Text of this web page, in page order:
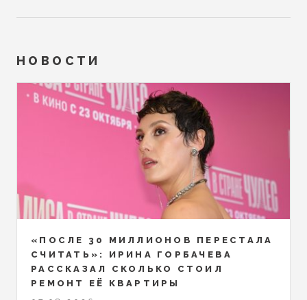
НОВОСТИ
«ПОСЛЕ 30 МИЛЛИОНОВ ПЕРЕСТАЛА
СЧИТАТЬ»: ИРИНА ГОРБАЧЕВА
РАССКАЗАЛ СКОЛЬКО СТОИЛ
РЕМОНТ ЕЁ КВАРТИРЫ